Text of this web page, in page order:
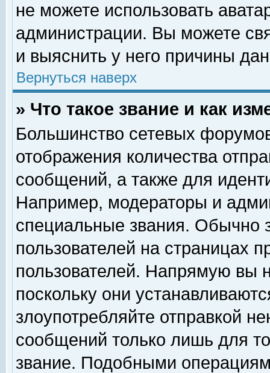
не можете использовать
администрации. Вы можете
и выяснить у него причины
Вернуться наверх
» Что такое звание и как
Большинство сетевых
отображения количества
сообщений, а также для
Например, модераторы и
специальные звания. Обычно
пользователей на страницах
пользователей. Напрямую вы
поскольку они
злоупотребляйте отправкой
сообщений только лишь для
звание. Подобными